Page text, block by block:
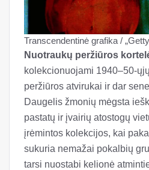
Transcendentinė grafika /
Nuotraukų peržiūros
kolekcionuojami 1940–50-
peržiūros atvirukai ir dar
Daugelis žmonių mėgsta
pastatų ir įvairių atostogų
įrėmintos kolekcijos, kai
sukuria nemažai pokalbių
tarsi nuostabi kelionė